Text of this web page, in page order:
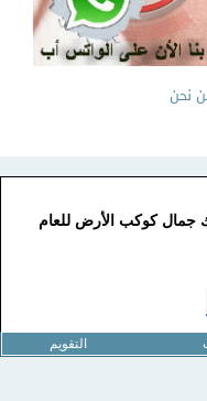
نحن
جمال كوكب الأرض للعام
التقويم